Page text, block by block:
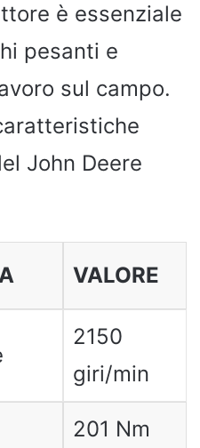
è essenziale
pesanti e
sul campo.
John Deere
VALORE
2150
giri/min
201 Nm